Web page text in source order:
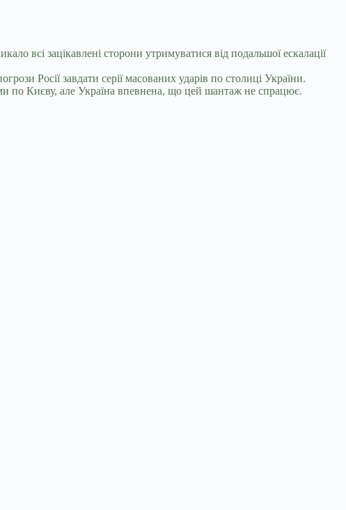
зацікавлені сторони утримуватися від подальшої ескалації
Росії завдати серії масованих ударів по столиці України.
по Києву, але Україна впевнена, що цей шантаж не спрацює.